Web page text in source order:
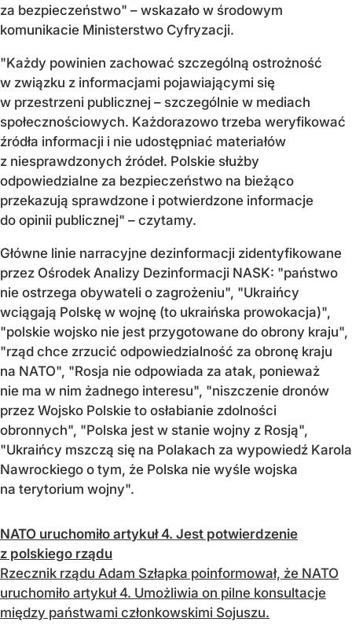
za bezpieczeństwo" – wskazało w środowym
komunikacie Ministerstwo Cyfryzacji.
"Każdy powinien zachować szczególną ostrożność
w związku z informacjami pojawiającymi się
w przestrzeni publicznej – szczególnie w mediach
społecznościowych. Każdorazowo trzeba weryfikować
źródła informacji i nie udostępniać materiałów
z niesprawdzonych źródeł. Polskie służby
odpowiedzialne za bezpieczeństwo na bieżąco
przekazują sprawdzone i potwierdzone informacje
do opinii publicznej" – czytamy.
Główne linie narracyjne dezinformacji zidentyfikowane
przez Ośrodek Analizy Dezinformacji NASK: "państwo
nie ostrzega obywateli o zagrożeniu", "Ukraińcy
wciągają Polskę w wojnę (to ukraińska prowokacja)",
"polskie wojsko nie jest przygotowane do obrony kraju",
"rząd chce zrzucić odpowiedzialność za obronę kraju
na NATO", "Rosja nie odpowiada za atak, ponieważ
nie ma w nim żadnego interesu", "niszczenie dronów
przez Wojsko Polskie to osłabianie zdolności
obronnych", "Polska jest w stanie wojny z Rosją",
"Ukraińcy mszczą się na Polakach za wypowiedź Karola
Nawrockiego o tym, że Polska nie wyśle wojska
na terytorium wojny".
NATO uruchomiło artykuł 4. Jest potwierdzenie
z polskiego rządu
Rzecznik rządu Adam Szłapka poinformował, że NATO
uruchomiło artykuł 4. Umożliwia on pilne konsultacje
między państwami członkowskimi Sojuszu.